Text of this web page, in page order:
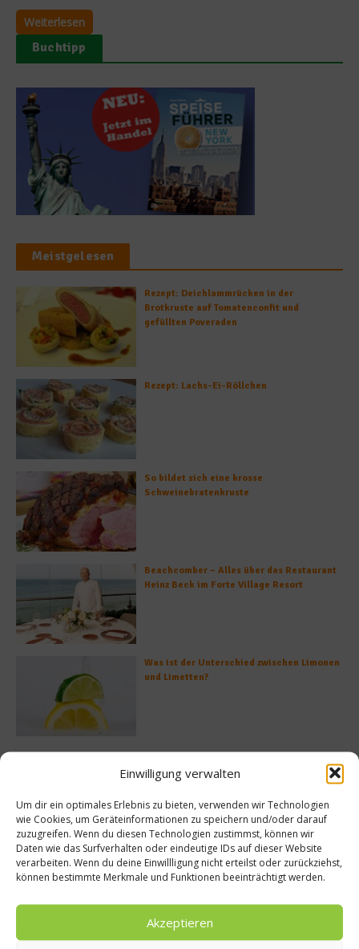
Einwilligung verwalten
Um dir ein optimales Erlebnis zu bieten, verwenden wir Technologien
wie Cookies, um Geräteinformationen zu speichern und/oder darauf
zuzugreifen. Wenn du diesen Technologien zustimmst, können wir
Daten wie das Surfverhalten oder eindeutige IDs auf dieser Website
verarbeiten. Wenn du deine Einwillligung nicht erteilst oder zurückziehst,
können bestimmte Merkmale und Funktionen beeinträchtigt werden.
Akzeptieren
Weiterlesen
Buchtipp
Meistgelesen
Rezept: Deichlammrücken in der
Brotkruste auf Tomatenconfit und
gefüllten Poveraden
Rezept: Lachs-Ei-Röllchen
So bildet sich eine krosse
Schweinebratenkruste
Beachcomber – Alles über das Restaurant
Heinz Beck im Forte Village Resort
Was ist der Unterschied zwischen Limonen
und Limetten?
Fest
2013
Kulinarisches
Ein ruhiges